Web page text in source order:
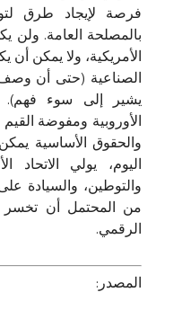
فرصة لإيجاد طرق
بالمصلحة العامة. ولن
الأمريكية، ولا يمكن أن
الصناعية (حتى أن وصف
يشير إلى سوء فهم).
الأوروبية ومفوضة القيم
والحقوق الأساسية
اليوم، يولي الاتحاد
والتوطين، والسيادة
من المحتمل أن تخسر
الرقمي.
المصدر: